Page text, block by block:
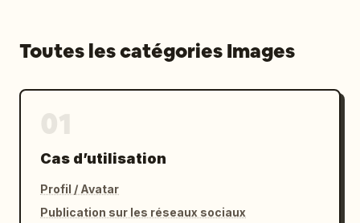
Toutes les catégories Images
Cas d’utilisation
Profil / Avatar
Publication sur les réseaux sociaux